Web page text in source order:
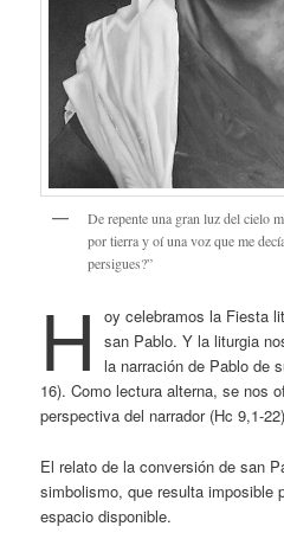
De repente una gran luz del cielo
por tierra y oí una voz que me
persigues?”
H
oy celebramos la Fiesta
san Pablo. Y la liturgia
la narración de Pablo de
16). Como lectura alterna, se nos
perspectiva del narrador (Hc 9,1-
El relato de la conversión de san
simbolismo, que resulta imposible
espacio disponible.